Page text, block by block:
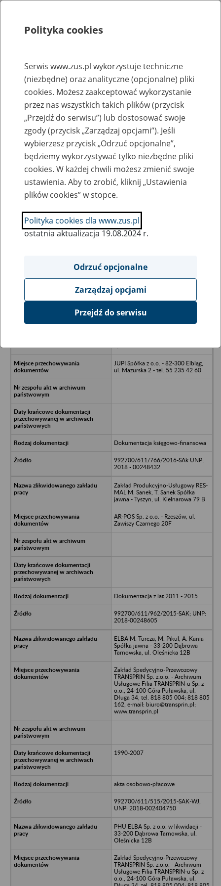
Rejestry, ewidencje i archiwa
Baza zlikwidowanych lub
przekształconych zakładów pracy
Nazwa zakładu pracy:
SZUKAJ
Ukryj wszystkie pozycje bazy
Przedsiębiorstwo Produkcji
JUPI Spółka z o.o. - 82-300 Elbląg,
ul. Mazurska 2 - tel. 55 235 42 60
Dokumentacja księgowo-finansowa
992700/611/766/2016-SAk UNP;
2018 - 00248432
Zakład Produkcyjno-Usługowy RES-
MAL M. Sanek, T. Sanek Spółka
jawna - Tyszyn, ul. Kielnarowa 79 B
AR-POS Sp. z o.o. - Rzeszów, ul.
Zawiszy Czarnego 20F
Dokumentacja z lat 2011 - 2015
992700/611/962/2015-SAK; UNP:
2018-00248605
ELBA M. Turcza, M. Pikul, A. Kania
Spółka jawna - 33-200 Dąbrowa
Tarnowska, ul. Oleśnicka 12B
Zakład Spedycyjno-Przewozowy
TRANSPRIN Sp. z.o.o. - Archiwum
Usługowe Filia TRANSPRIN-u Sp. z
o.o., 24-100 Góra Puławska, ul.
Długa 34, tel. 818 805 004; 818 805
162, e-mail: biuro@transprin.pl;
www.transprin.pl
1990-2007
akta osobowo-płacowe
992700/611/515/2015-SAK-WJ,
UNP: 2018-002404750
PHU ELBA Sp. z o.o. w likwidacji -
33-200 Dąbrowa Tarnowska, ul.
Oleśnicka 12B
Zakład Spedycyjno-Przewozowy
TRANSPRIN Sp. z.o.o. - Archiwum
Usługowe Filia TRANSPRIN-u Sp. z
o.o., 24-100 Góra Puławska, ul.
Polityka cookies
Serwis www.zus.pl wykorzystuje techniczne
(niezbędne) oraz analityczne (opcjonalne) pliki
cookies. Możesz zaakceptować wykorzystanie
przez nas wszystkich takich plików (przycisk
„Przejdź do serwisu”) lub dostosować swoje
zgody (przycisk „Zarządzaj opcjami”). Jeśli
wybierzesz przycisk „Odrzuć opcjonalne”,
będziemy wykorzystywać tylko niezbędne pliki
cookies. W każdej chwili możesz zmienić swoje
ustawienia. Aby to zrobić, kliknij „Ustawienia
plików cookies” w stopce.
Polityka cookies dla www.zus.pl
ostatnia aktualizacja 19.08.2024 r.
Odrzuć opcjonalne
Zarządzaj opcjami
Przejdź do serwisu